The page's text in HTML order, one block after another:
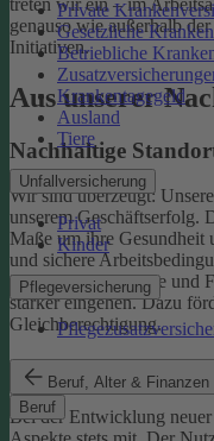
Private
Gesetzliche
Betriebliche
Krankentagegeld
Ausland
Tiere
Unfallversicherung
Privat
Kinder
Pflegeversicherung
Beruf, Alter & Finanzen
Beruf
genauso wie außerhalb
Initiativen.
Aus unserer
Nachhaltige
Wir sind überzeugt:
unserem Geschäftserfolg.
Maße um ihre
und sichere
individuellen Talente und
stärker eingehen. Dazu
Gleichberechtigung.
Begeisterte
Bei der Entwicklung